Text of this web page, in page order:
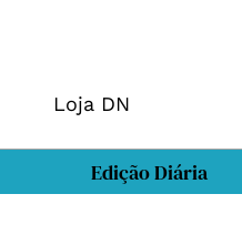
Loja DN
Edição Diária